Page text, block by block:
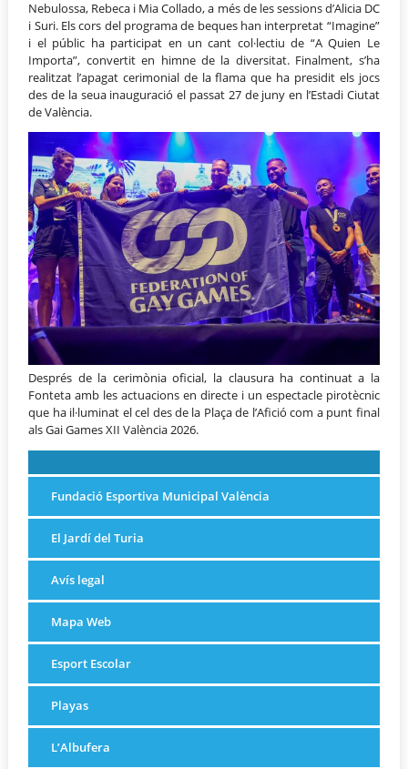
Nebulossa, Rebeca i Mia Collado, a més de les sessions d’Alicia DC
i Suri. Els cors del programa de beques han interpretat “Imagine”
i el públic ha participat en un cant col·lectiu de “A Quien Le
Importa”, convertit en himne de la diversitat. Finalment, s’ha
realitzat l’apagat cerimonial de la flama que ha presidit els jocs
des de la seua inauguració el passat 27 de juny en l’Estadi Ciutat
de València.
Després de la cerimònia oficial, la clausura ha continuat a la
Fonteta amb les actuacions en directe i un espectacle pirotècnic
que ha il·luminat el cel des de la Plaça de l’Afició com a punt final
als Gai Games XII València 2026.
Fundació Esportiva Municipal València
El Jardí del Turia
Avís legal
Mapa Web
Esport Escolar
Playas
L’Albufera